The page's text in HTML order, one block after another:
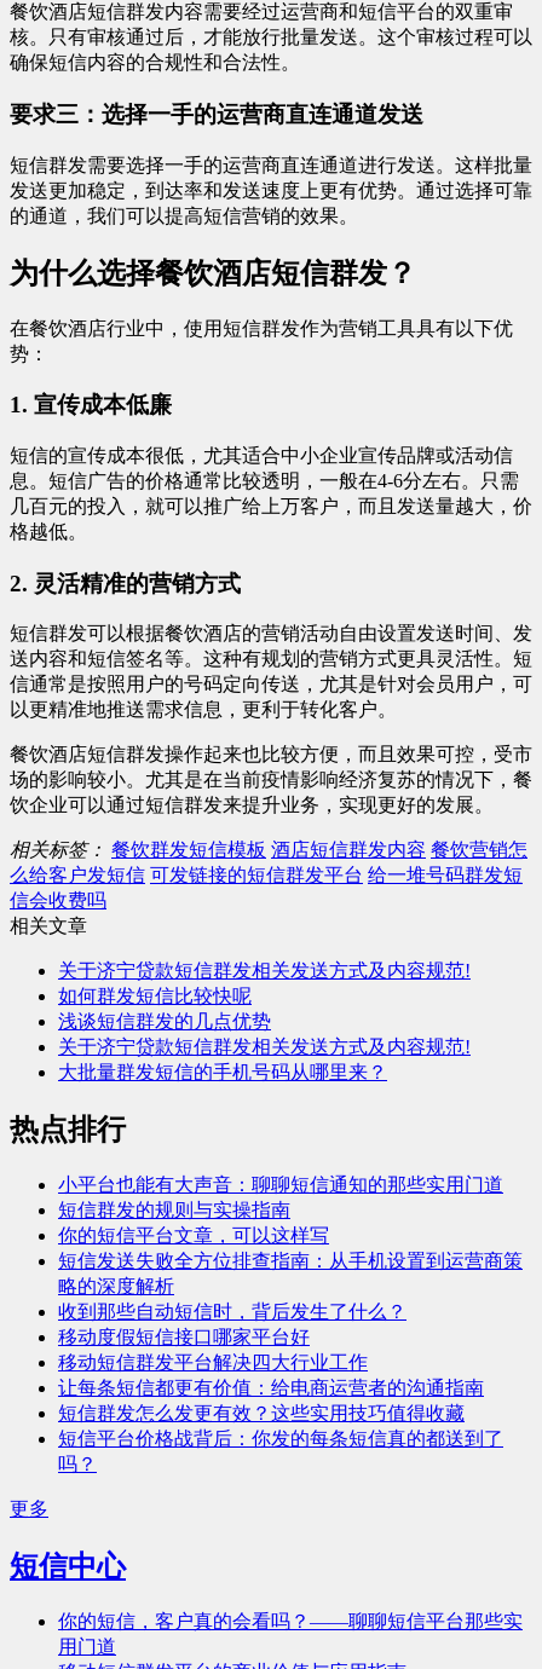
餐饮酒店短信群发内容需要经过运营商和短信平台的双重审
核。只有审核通过后，才能放行批量发送。这个审核过程可以
确保短信内容的合规性和合法性。
要求三：选择一手的运营商直连通道发送
短信群发需要选择一手的运营商直连通道进行发送。这样批量
发送更加稳定，到达率和发送速度上更有优势。通过选择可靠
的通道，我们可以提高短信营销的效果。
为什么选择餐饮酒店短信群发？
在餐饮酒店行业中，使用短信群发作为营销工具具有以下优
势：
1. 宣传成本低廉
短信的宣传成本很低，尤其适合中小企业宣传品牌或活动信
息。短信广告的价格通常比较透明，一般在4-6分左右。只需
几百元的投入，就可以推广给上万客户，而且发送量越大，价
格越低。
2. 灵活精准的营销方式
短信群发可以根据餐饮酒店的营销活动自由设置发送时间、发
送内容和短信签名等。这种有规划的营销方式更具灵活性。短
信通常是按照用户的号码定向传送，尤其是针对会员用户，可
以更精准地推送需求信息，更利于转化客户。
餐饮酒店短信群发操作起来也比较方便，而且效果可控，受市
场的影响较小。尤其是在当前疫情影响经济复苏的情况下，餐
饮企业可以通过短信群发来提升业务，实现更好的发展。
相关标签： 餐饮群发短信模板 酒店短信群发内容 餐饮营销怎
么给客户发短信 可发链接的短信群发平台 给一堆号码群发短
信会收费吗
相关文章
关于济宁贷款短信群发相关发送方式及内容规范!
如何群发短信比较快呢
浅谈短信群发的几点优势
关于济宁贷款短信群发相关发送方式及内容规范!
大批量群发短信的手机号码从哪里来？
热点排行
小平台也能有大声音：聊聊短信通知的那些实用门道
短信群发的规则与实操指南
你的短信平台文章，可以这样写
短信发送失败全方位排查指南：从手机设置到运营商策
略的深度解析
收到那些自动短信时，背后发生了什么？
移动度假短信接口哪家平台好
移动短信群发平台解决四大行业工作
让每条短信都更有价值：给电商运营者的沟通指南
短信群发怎么发更有效？这些实用技巧值得收藏
短信平台价格战背后：你发的每条短信真的都送到了
吗？
更多
短信中心
你的短信，客户真的会看吗？——聊聊短信平台那些实
用门道